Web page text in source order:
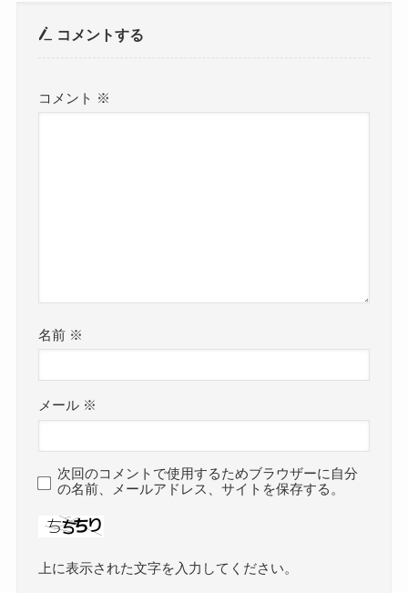
コメントする
コメント ※
名前 ※
メール ※
次回のコメントで使用するためブラウザーに自分
の名前、メールアドレス、サイトを保存する。
上に表示された文字を入力してください。